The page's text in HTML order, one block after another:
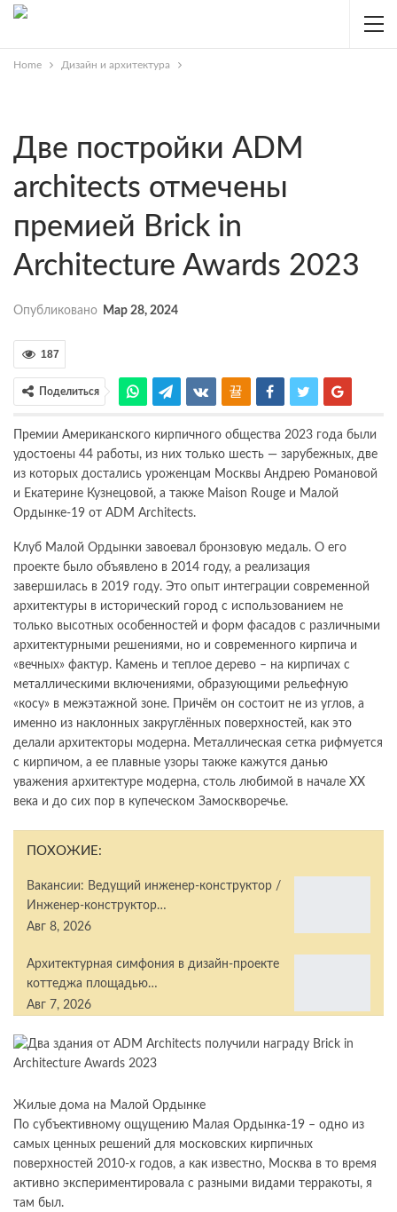
Home Дизайн и архитектура
Две постройки ADM
architects отмечены
премией Brick in
Architecture Awards 2023
Опубликовано Мар 28, 2024
187
Поделиться
Премии Американского кирпичного общества 2023 года были
удостоены 44 работы, из них только шесть — зарубежных, две
из которых достались уроженцам Москвы Андрею Романовой
и Екатерине Кузнецовой, а также Maison Rouge и Малой
Ордынке-19 от ADM Architects.
Клуб Малой Ордынки завоевал бронзовую медаль. О его
проекте было объявлено в 2014 году, а реализация
завершилась в 2019 году. Это опыт интеграции современной
архитектуры в исторический город с использованием не
только высотных особенностей и форм фасадов с различными
архитектурными решениями, но и современного кирпича и
«вечных» фактур. Камень и теплое дерево – на кирпичах с
металлическими включениями, образующими рельефную
«косу» в межэтажной зоне. Причём он состоит не из углов, а
именно из наклонных закруглённых поверхностей, как это
делали архитекторы модерна. Металлическая сетка рифмуется
с кирпичом, а ее плавные узоры также кажутся данью
уважения архитектуре модерна, столь любимой в начале ХХ
века и до сих пор в купеческом Замоскворечье.
ПОХОЖИЕ:
Вакансии: Ведущий инженер-конструктор /
Инженер-конструктор…
Авг 8, 2026
Архитектурная симфония в дизайн-проекте
коттеджа площадью…
Авг 7, 2026
Жилые дома на Малой Ордынке
По субъективному ощущению Малая Ордынка-19 – одно из
самых ценных решений для московских кирпичных
поверхностей 2010-х годов, а как известно, Москва в то время
активно экспериментировала с разными видами терракоты, я
там был.